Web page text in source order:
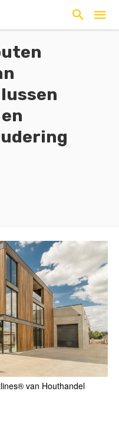
van Houthandel